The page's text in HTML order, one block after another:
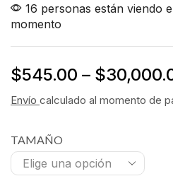
16 personas están viendo
momento
$545.00 – $
Envío calculado al momento de
TAMAÑO